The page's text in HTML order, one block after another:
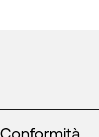
Conformità